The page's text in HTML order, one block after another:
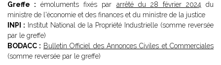
Greffe : émoluments fixés par arrêté du 28 février 2024 du
ministre de l'économie et des finances et du ministre de la justice
INPI : Institut National de la Propriété Industrielle (somme reversée
par le greffe)
BODACC : Bulletin Officiel des Annonces Civiles et Commerciales
(somme reversée par le greffe)